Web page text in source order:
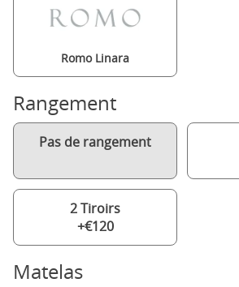
Romo Linara
Rangement
Pas de rangement
2 Tiroirs
+€120
Matelas